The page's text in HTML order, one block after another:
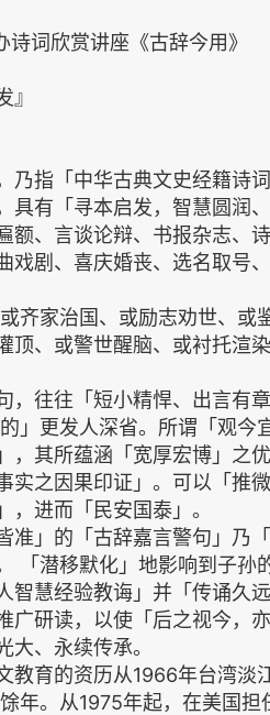
诗词欣赏讲座《古辞今用》
』
乃指「中华古典文史经籍诗
具有「寻本启发，智慧圆润
额、言谈论辩、书报杂志、
戏剧、喜庆婚丧、选名取号
齐家治国、或励志劝世、或
顶、或警世醒脑、或衬托渲
，往往「短小精悍、出言有
」更发人深省。所谓「观今
，其所蕴涵「宽厚宏博」之
实之因果印证」。可以「推
，进而「民安国泰」。
准」的「古辞嘉言警句」乃
「潜移默化」地影响到子孙
智慧经验教诲」并「传诵久
广研读，以使「后之视今，
大、永续传承。
教育的资历从1966年台湾淡
年。从1975年起，在美国